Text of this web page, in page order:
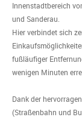
Innenstadtbereich
und Sanderau.
Hier verbindet sich
fußläufiger
wenigen Minuten
Dank der
(Straßenbahn und